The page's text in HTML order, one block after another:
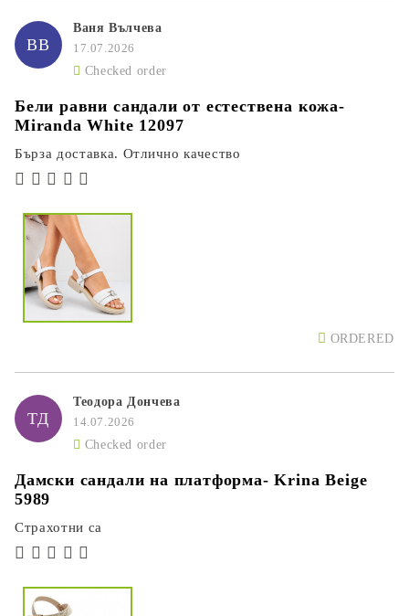
ВВ
Ваня Вълчева
17.07.2026
Checked order
Бели равни сандали от естествена кожа-
Miranda White 12097
Бърза доставка. Отлично качество
ORDERED
ТД
Теодора Дончева
14.07.2026
Checked order
Дамски сандали на платформа- Krina Beige
5989
Страхотни са